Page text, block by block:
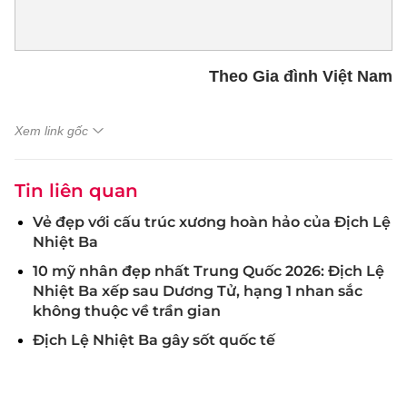
Theo Gia đình Việt Nam
Xem link gốc
Tin liên quan
Vẻ đẹp với cấu trúc xương hoàn hảo của Địch Lệ
Nhiệt Ba
10 mỹ nhân đẹp nhất Trung Quốc 2026: Địch Lệ
Nhiệt Ba xếp sau Dương Tử, hạng 1 nhan sắc
không thuộc về trần gian
Địch Lệ Nhiệt Ba gây sốt quốc tế